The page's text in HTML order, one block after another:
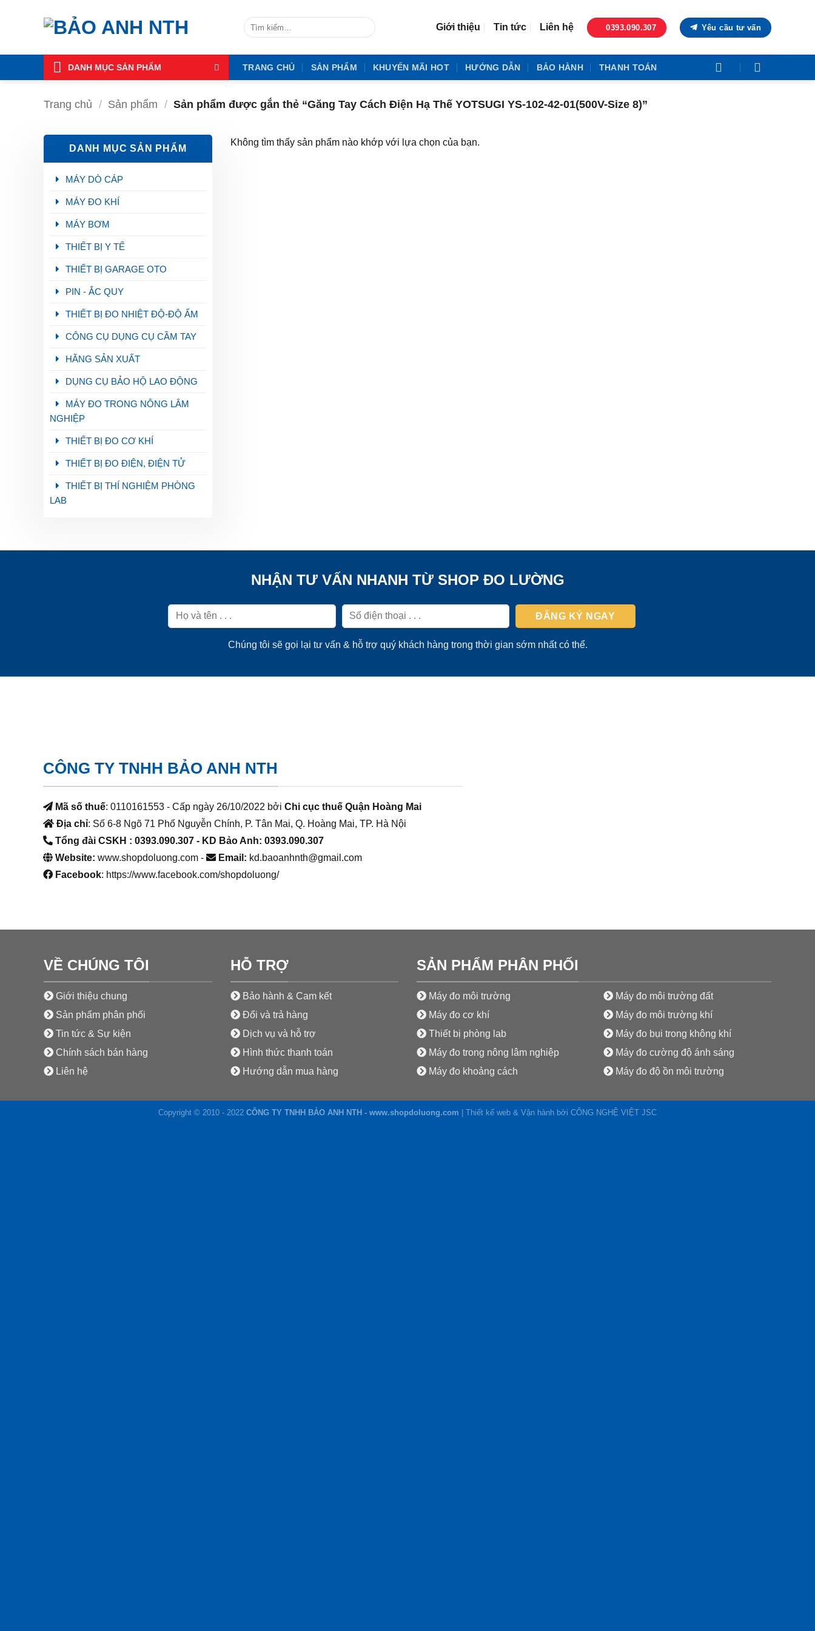
dung
Giới thiệu Tin tức Liên hệ 0393.090.307 Yêu cầu tư vấn
DANH MỤC SẢN PHẨM TRANG CHỦ SẢN PHẨM KHUYẾN MÃI HOT HƯỚNG DẪN BẢO HÀNH THANH TOÁN
Trang chủ / Sản phẩm / Sản phẩm được gắn thẻ “Găng Tay Cách Điện Hạ Thế YOTSUGI YS-102-42-01(500V-Size 8)”
DANH MỤC SẢN PHẨM
MÁY DÒ CÁP
MÁY ĐO KHÍ
MÁY BƠM
THIẾT BỊ Y TẾ
THIẾT BỊ GARAGE OTO
PIN - ẮC QUY
THIẾT BỊ ĐO NHIỆT ĐỘ-ĐỘ ẨM
CÔNG CỤ DỤNG CỤ CẦM TAY
HÃNG SẢN XUẤT
DỤNG CỤ BẢO HỘ LAO ĐỘNG
MÁY ĐO TRONG NÔNG LÂM
NGHIỆP
THIẾT BỊ ĐO CƠ KHÍ
THIẾT BỊ ĐO ĐIỆN, ĐIỆN TỬ
THIẾT BỊ THÍ NGHIỆM PHÒNG
LAB
Không tìm thấy sản phẩm nào khớp với lựa chọn của bạn.
NHẬN TƯ VẤN NHANH TỪ SHOP ĐO LƯỜNG
Chúng tôi sẽ gọi lại tư vấn & hỗ trợ quý khách hàng trong thời gian sớm nhất có thể.
CÔNG TY TNHH BẢO ANH NTH
Mã số thuế: 0110161553 - Cấp ngày 26/10/2022 bởi Chi cục thuế Quận Hoàng Mai
Địa chỉ: Số 6-8 Ngõ 71 Phố Nguyễn Chính, P. Tân Mai, Q. Hoàng Mai, TP. Hà Nội
Tổng đài CSKH : 0393.090.307- KD Bảo Anh: 0393.090.307
Website: www.shopdoluong.com - Email: kd.baoanhnth@gmail.com
Facebook: https://www.facebook.com/shopdoluong/
VỀ CHÚNG TÔI
Giới thiệu chung
Sản phẩm phân phối
Tin tức & Sự kiện
Chính sách bán hàng
Liên hệ
HỖ TRỢ
Bảo hành & Cam kết
Đổi và trả hàng
Dịch vụ và hỗ trợ
Hình thức thanh toán
Hướng dẫn mua hàng
SẢN PHẨM PHÂN PHỐI
Máy đo môi trường
Máy đo cơ khí
Thiết bị phòng lab
Máy đo trong nông lâm nghiệp
Máy đo khoảng cách
Máy đo môi trường đất
Máy đo môi trường khí
Máy đo bụi trong không khí
Máy đo cường độ ánh sáng
Máy đo độ ồn môi trường
Copyright © 2010 - 2022 CÔNG TY TNHH BẢO ANH NTH - www.shopdoluong.com | Thiết kế web & Vận hành bởi CÔNG NGHỆ VIỆT JSC